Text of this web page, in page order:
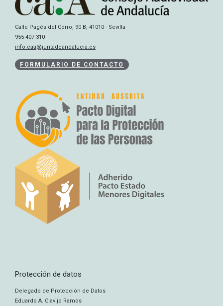
Calle Pagés del Corro, 90 B, 41010 - Sevilla
955 407 310
info.caa@juntadeandalucia.es
FORMULARIO DE CONTACTO
Protección de datos
Delegado de Protección de Datos
Eduardo A. Clavijo Ramos